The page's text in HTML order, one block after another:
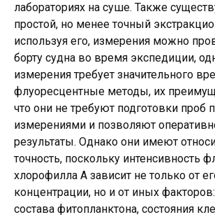
лабораториях на суше. Также
простой, но менее точный
используя его, измерения можно
борту судна во время экспедиции,
измерения требует значительного
флуоресцентные методы, их
что они не требуют подготовки проб
измерениями и позволяют
результаты. Однако они имеют
точность, поскольку интенсивность
хлорофилла А зависит не только от
концентрации, но и от иных
состава фитопланктона, состояния